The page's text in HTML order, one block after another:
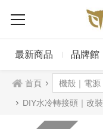
最新商品 品牌館
首頁
DIY水冷轉接頭｜改裝配件